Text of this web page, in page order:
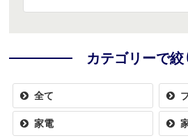
カテゴリーで絞
全て
家電